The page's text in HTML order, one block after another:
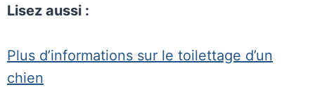
Lisez aussi :
Plus d’informations sur le toilettage d’un
chien